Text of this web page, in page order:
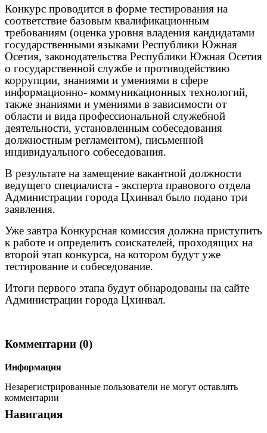
Конкурс проводится в форме тестирования на
соответствие базовым квалификационным
требованиям (оценка уровня владения кандидатами
государственными языками Республики Южная
Осетия, законодательства Республики Южная Осетия
о государственной службе и противодействию
коррупции, знаниями и умениями в сфере
информационно- коммуникационных технологий,
также знаниями и умениями в зависимости от
области и вида профессиональной служебной
деятельности, установленным собеседования
должностным регламентом), письменной
индивидуального собеседования.
В результате на замещение вакантной должности
ведущего специалиста - эксперта правового отдела
Администрации города Цхинвал было подано три
заявления.
Уже завтра Конкурсная комиссия должна приступить
к работе и определить соискателей, проходящих на
второй этап конкурса, на котором будут уже
тестирование и собеседование.
Итоги первого этапа будут обнародованы на сайте
Администрации города Цхинвал.
Комментарии (0)
Информация
Незарегистрированные пользователи не могут оставлять
комментарии
Навигация